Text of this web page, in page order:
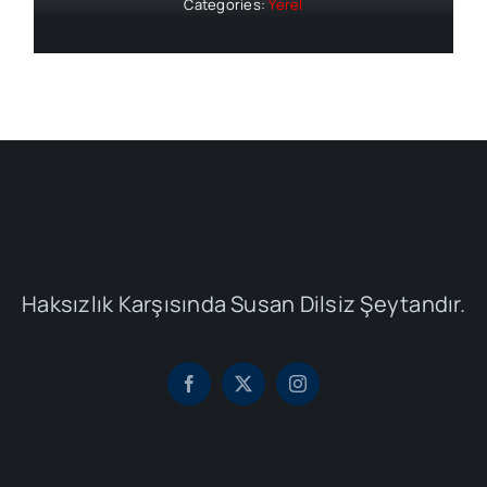
Categories:Yerel
Haksızlık Karşısında Susan Dilsiz Şeytandır.